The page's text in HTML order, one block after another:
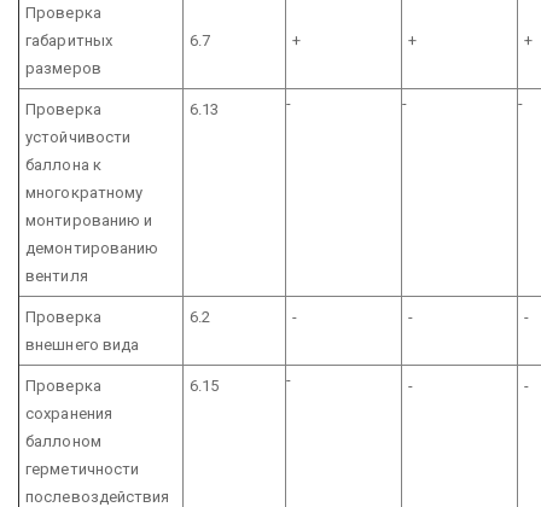
Проверка
габаритных
размеров
6.7 + + +
Проверка
устойчивости
баллона к
многократному
монтированию и
демонтированию
вентиля
6.13 - - -
Проверка
внешнего вида
6.2 - - -
Проверка
сохранения
баллоном
герметичности
послевоздействия
6.15 - - -